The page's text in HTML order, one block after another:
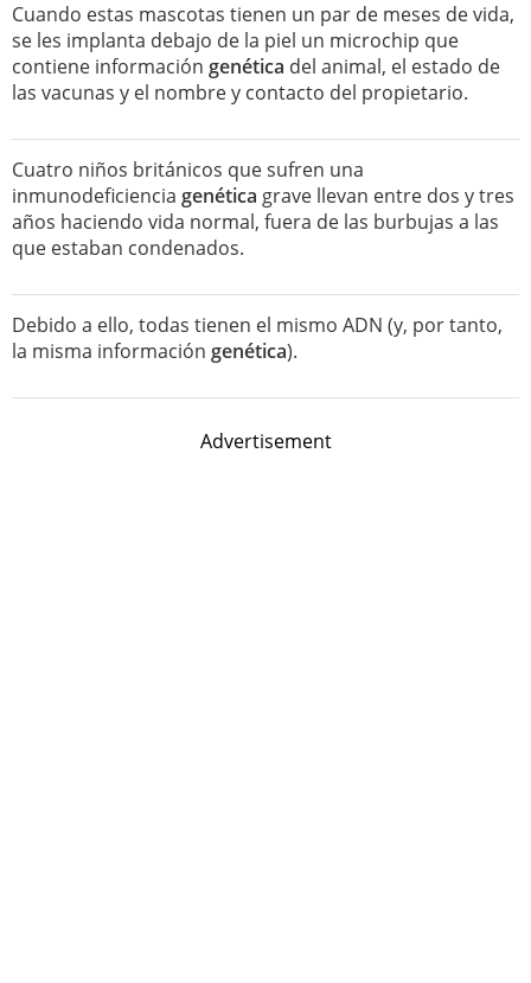
Cuando estas mascotas tienen un par de meses de vida,
se les implanta debajo de la piel un microchip que
contiene información genética del animal, el estado de
las vacunas y el nombre y contacto del propietario.
Cuatro niños británicos que sufren una
inmunodeficiencia genética grave llevan entre dos y tres
años haciendo vida normal, fuera de las burbujas a las
que estaban condenados.
Debido a ello, todas tienen el mismo ADN (y, por tanto,
la misma información genética).
Advertisement